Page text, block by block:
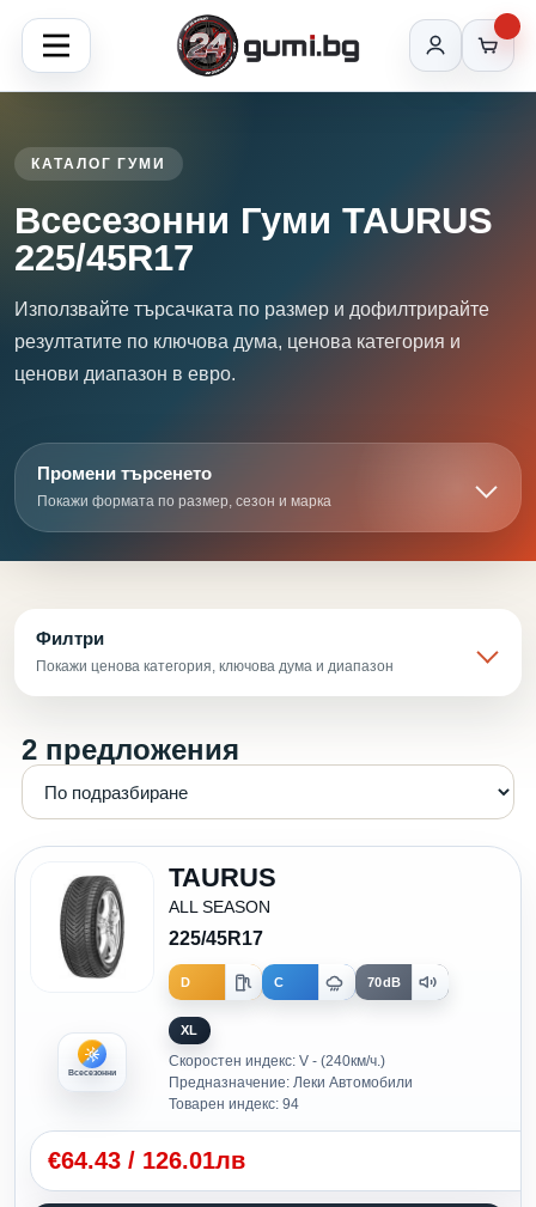
КАТАЛОГ ГУМИ
Всесезонни Гуми TAURUS
225/45R17
Използвайте търсачката по размер и дофилтрирайте
резултатите по ключова дума, ценова категория и
ценови диапазон в евро.
Промени търсенето
Покажи формата по размер, сезон и марка
Филтри
Покажи ценова категория, ключова дума и диапазон
2 предложения
Всесезонни
TAURUS
ALL SEASON
225/45R17
D C 70dB
XL
Скоростен индекс: V - (240км/ч.)
Предназначение: Леки Автомобили
Товарен индекс: 94
€64.43 / 126.01лв